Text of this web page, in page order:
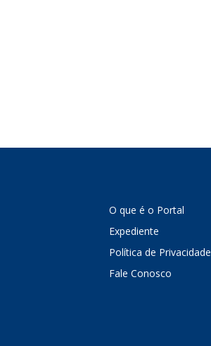
O que é o Portal
Expediente
Política de Privacidade
Fale Conosco